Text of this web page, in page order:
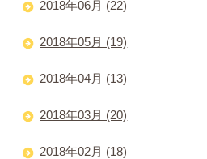
2018年06月 (22)
2018年05月 (19)
2018年04月 (13)
2018年03月 (20)
2018年02月 (18)